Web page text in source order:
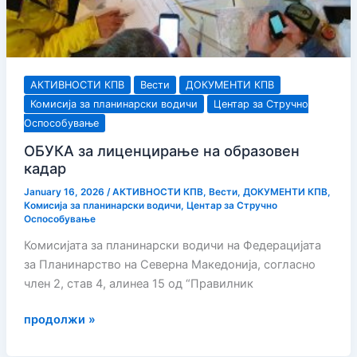
АКТИВНОСТИ КПВ Вести
ДОКУМЕНТИ КПВ
Комисија за планинарски водичи
Центар за Стручно
Оспособување
ОБУКА за лиценцирање на образовен
кадар
January 16, 2026 /АКТИВНОСТИ КПВ, Вести, ДОКУМЕНТИ КПВ,
Комисија за планинарски водичи, Центар за Стручно
Оспособување
Комисијата за планинарски водичи на Федерацијата
за Планинарство на Северна Македонија, согласно
член 2, став 4, алинеа 15 од “Правилник
ОБУКА
продолжи »